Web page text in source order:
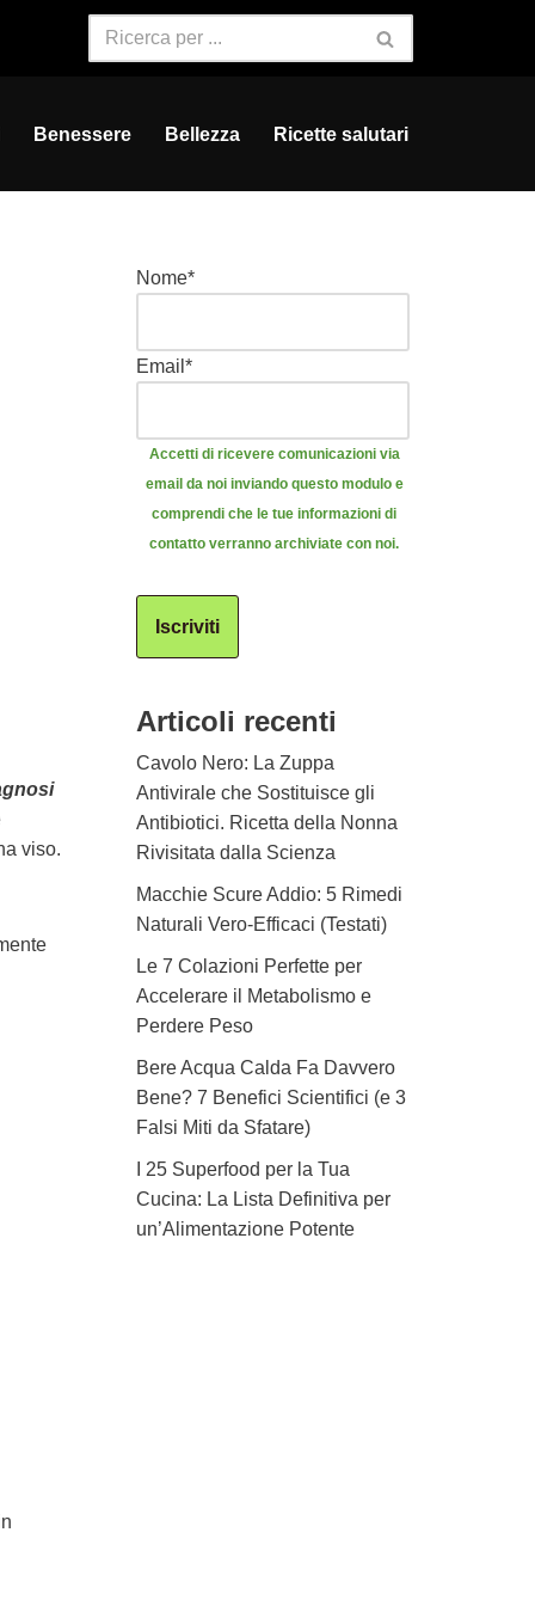
Benessere Bellezza Ricette salutari
viso.
Nome*
Email *
Accetti di ricevere comunicazioni via
email da noi inviando questo modulo e
comprendi che le tue informazioni di
contatto verranno archiviate con noi.
Iscriviti
Articoli recenti
Cavolo Nero: La Zuppa
Antivirale che Sostituisce gli
Antibiotici. Ricetta della Nonna
Rivisitata dalla Scienza
Macchie Scure Addio: 5 Rimedi
Naturali Vero-Efficaci (Testati)
Le 7 Colazioni Perfette per
Accelerare il Metabolismo e
Perdere Peso
Bere Acqua Calda Fa Davvero
Bene? 7 Benefici Scientifici (e 3
Falsi Miti da Sfatare)
I 25 Superfood per la Tua
Cucina: La Lista Definitiva per
un’Alimentazione Potente